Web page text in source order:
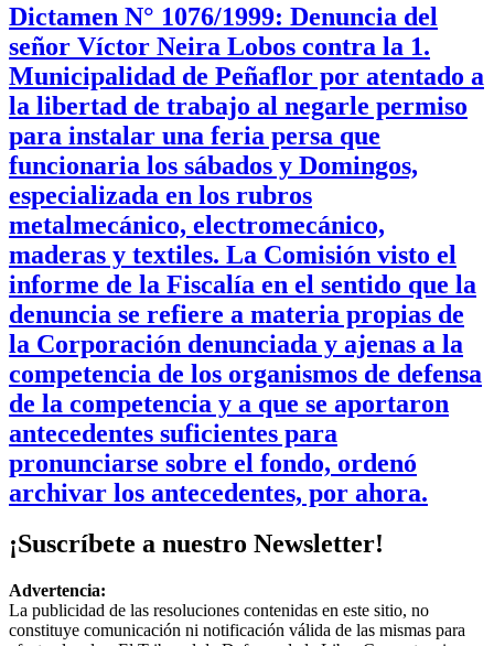
Dictamen N° 1076/1999: Denuncia del
señor Víctor Neira Lobos contra la 1.
Municipalidad de Peñaflor por atentado a
la libertad de trabajo al negarle permiso
para instalar una feria persa que
funcionaria los sábados y Domingos,
especializada en los rubros
metalmecánico, electromecánico,
maderas y textiles. La Comisión visto el
informe de la Fiscalía en el sentido que la
denuncia se refiere a materia propias de
la Corporación denunciada y ajenas a la
competencia de los organismos de defensa
de la competencia y a que se aportaron
antecedentes suficientes para
pronunciarse sobre el fondo, ordenó
archivar los antecedentes, por ahora.
¡Suscríbete a nuestro Newsletter!
Advertencia:
La publicidad de las resoluciones contenidas en este sitio, no
constituye comunicación ni notificación válida de las mismas para